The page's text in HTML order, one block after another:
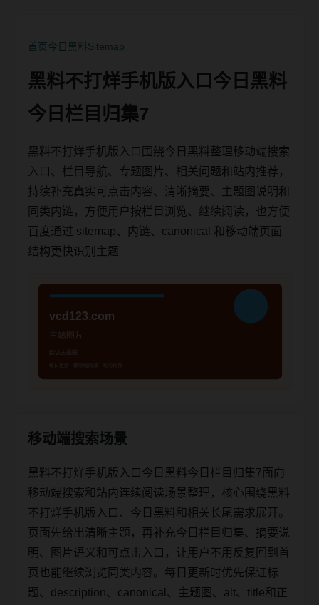
首页今日黑料Sitemap
黑料不打烊手机版入口今日黑料
今日栏目归集7
黑料不打烊手机版入口围绕今日黑料整理移动端搜索
入口、栏目导航、专题图片、相关问题和站内推荐，
持续补充真实可点击内容、清晰摘要、主题图说明和
同类内链，方便用户按栏目浏览、继续阅读，也方便
百度通过 sitemap、内链、canonical 和移动端页面
结构更快识别主题
移动端搜索场景
黑料不打烊手机版入口今日黑料今日栏目归集7面向
移动端搜索和站内连续阅读场景整理，核心围绕黑料
不打烊手机版入口、今日黑料和相关长尾需求展开。
页面先给出清晰主题，再补充今日栏目归集、摘要说
明、图片语义和可点击入口，让用户不用反复回到首
页也能继续浏览同类内容。每日更新时优先保证标
题、description、canonical、主题图、alt、title和正